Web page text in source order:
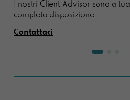
I nostri Client Advisor sono a tua
completa disposizione.
Contattaci